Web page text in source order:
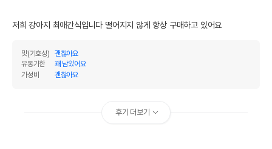
저희 강아지 최애간식입니다 떨어지지 않게 항상 구매하고 있어요
맛(기호성)
괜찮아요
유통기한
꽤 남았어요
가성비
괜찮아요
후기 더보기